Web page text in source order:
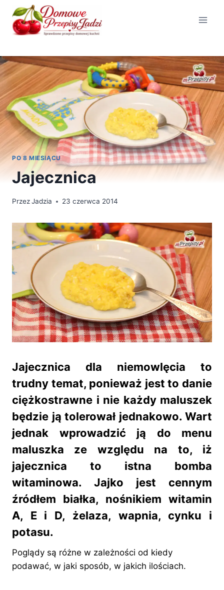
Przejdź
treści
PO 8 MIESIĄCU
Jajecznica
PrzezJadzia 23 czerwca 2014
Jajecznica dla niemowlęcia to
trudny temat, ponieważ jest to danie
ciężkostrawne i nie każdy maluszek
będzie ją tolerował jednakowo. Wart
jednak wprowadzić ją do menu
maluszka ze względu na to, iż
jajecznica to istna bomba
witaminowa. Jajko jest cennym
źródłem białka, nośnikiem witamin
A, E i D, żelaza, wapnia, cynku i
potasu.
Poglądy są różne w zależności od kiedy
podawać, w jaki sposób, w jakich ilościach.